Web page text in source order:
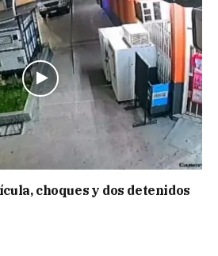
choques y dos detenidos